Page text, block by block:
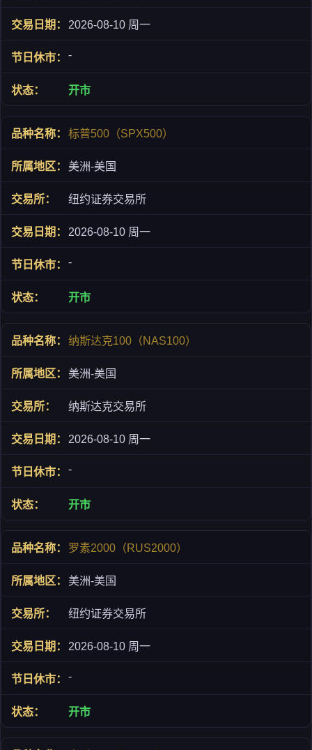
2026-08-10 周一
-
开市
标普500（SPX500）
美洲-美国
纽约证券交易所
2026-08-10 周一
-
开市
纳斯达克100（NAS100）
美洲-美国
纳斯达克交易所
2026-08-10 周一
-
开市
罗素2000（RUS2000）
美洲-美国
纽约证券交易所
2026-08-10 周一
-
开市